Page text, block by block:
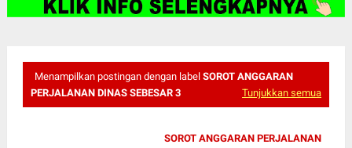
Menampilkan postingan dengan label SOROT ANGGARAN
PERJALANAN DINAS SEBESAR 3
Tunjukkan semua
SOROT ANGGARAN PERJALANAN